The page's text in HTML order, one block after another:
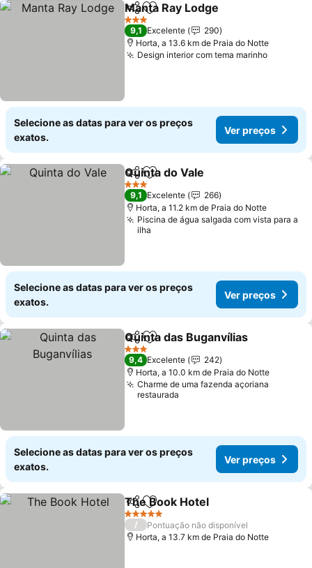
PartilharAdicionar aos favoritos
Manta Ray Lodge
3 Estrelas
9,1 Excelente
290
Horta, a 13.6 km de Praia do Notte
Design interior com tema marinhoVer
Selecione as datas para ver os preços
exatos.
Ver preços
PartilharAdicionar aos favoritos
Quinta do Vale
3 Estrelas
9,1 Excelente
266
Horta, a 11.2 km de Praia do Notte
Piscina de água salgada com vista para a
ilha
Selecione as datas para ver os preços
exatos.
Ver preços
PartilharAdicionar aos favoritos
Quinta das Buganvílias
3 Estrelas
9,4 Excelente
242
Horta, a 10.0 km de Praia do Notte
Charme de uma fazenda açoriana
restaurada
Selecione as datas para ver os preços
exatos.
Ver preços
PartilharAdicionar aos favoritos
The Book Hotel
5 Estrelas
/
Pontuação não disponível
Horta, a 13.7 km de Praia do Notte